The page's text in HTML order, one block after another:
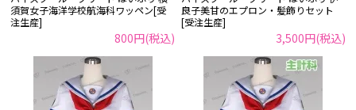
須賀女子海洋学校航海科ワッペン[受
注生産]
800円(税込)
良子美甘のエプロン・髪飾りセット
[受注生産]
3,500円(税込)